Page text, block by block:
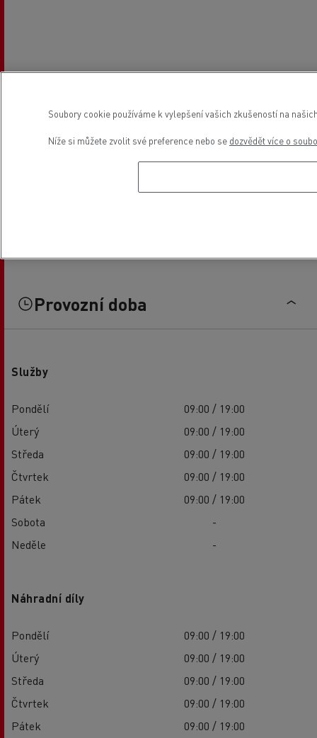
Provozní doba
Služby
Pondělí
09:00 / 19:00
Úterý
09:00 / 19:00
Středa
09:00 / 19:00
Čtvrtek
09:00 / 19:00
Pátek
09:00 / 19:00
Sobota
-
Neděle
-
Náhradní díly
Pondělí
09:00 / 19:00
Úterý
09:00 / 19:00
Středa
09:00 / 19:00
Čtvrtek
09:00 / 19:00
Pátek
09:00 / 19:00
Soubory cookie používáme k vylepšení vašich zkušeností na
Níže si můžete zvolit své preference nebo se dozvědět více o